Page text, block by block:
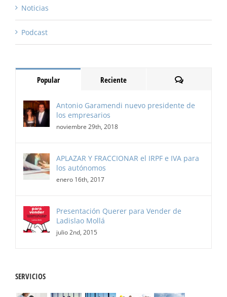
Noticias
Podcast
Popular Reciente Comentarios
Antonio Garamendi nuevo presidente de
los empresarios
noviembre 29th, 2018
APLAZAR Y FRACCIONAR el IRPF e IVA para
los autónomos
enero 16th, 2017
Presentación Querer para Vender de
Ladislao Mollá
julio 2nd, 2015
SERVICIOS